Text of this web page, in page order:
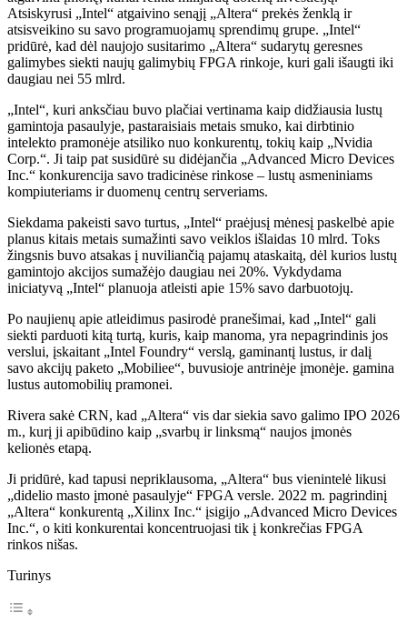
Atsiskyrusi „Intel“ atgaivino senąjį „Altera“ prekės ženklą ir
atsisveikino su savo programuojamų sprendimų grupe. „Intel“
pridūrė, kad dėl naujojo susitarimo „Altera“ sudarytų geresnes
galimybes siekti naujų galimybių FPGA rinkoje, kuri gali išaugti iki
daugiau nei 55 mlrd.
„Intel“, kuri anksčiau buvo plačiai vertinama kaip didžiausia lustų
gamintoja pasaulyje, pastaraisiais metais smuko, kai dirbtinio
intelekto pramonėje atsiliko nuo konkurentų, tokių kaip „Nvidia
Corp.“. Ji taip pat susidūrė su didėjančia „Advanced Micro Devices
Inc.“ konkurencija savo tradicinėse rinkose – lustų asmeniniams
kompiuteriams ir duomenų centrų serveriams.
Siekdama pakeisti savo turtus, „Intel“ praėjusį mėnesį paskelbė apie
planus kitais metais sumažinti savo veiklos išlaidas 10 mlrd. Toks
žingsnis buvo atsakas į nuviliančią pajamų ataskaitą, dėl kurios lustų
gamintojo akcijos sumažėjo daugiau nei 20%. Vykdydama
iniciatyvą „Intel“ planuoja atleisti apie 15% savo darbuotojų.
Po naujienų apie atleidimus pasirodė pranešimai, kad „Intel“ gali
siekti parduoti kitą turtą, kuris, kaip manoma, yra nepagrindinis jos
verslui, įskaitant „Intel Foundry“ verslą, gaminantį lustus, ir dalį
savo akcijų paketo „Mobiliee“, buvusioje antrinėje įmonėje. gamina
lustus automobilių pramonei.
Rivera sakė CRN, kad „Altera“ vis dar siekia savo galimo IPO 2026
m., kurį ji apibūdino kaip „svarbų ir linksmą“ naujos įmonės
kelionės etapą.
Ji pridūrė, kad tapusi nepriklausoma, „Altera“ bus vienintelė likusi
„didelio masto įmonė pasaulyje“ FPGA versle. 2022 m. pagrindinį
„Altera“ konkurentą „Xilinx Inc.“ įsigijo „Advanced Micro Devices
Inc.“, o kiti konkurentai koncentruojasi tik į konkrečias FPGA
rinkos nišas.
Turinys